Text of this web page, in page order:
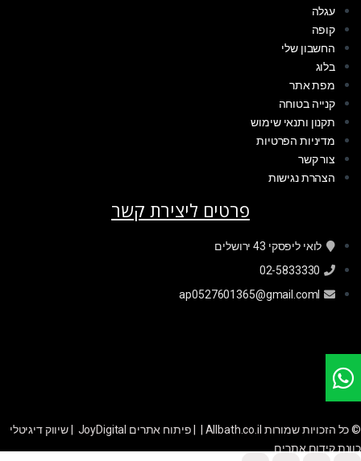
עגלה
קופה
החשבון שלי
בלוג
מפת אתר
קנייה בטוחה
תקנון ותנאי שימוש
מדיניות הפרטיות
צור קשר
הצהרת נגישות
פרטים ליצירת קשר
לואי ליפסקי 43 ירושלים
02-5833330
ap0527601365@gmail.coml
© כל הזכויות שמורות Allbath.co.il | | פיתוח אתרים JoyDigital
שיווק דיגיטלי
כוונת קידום אתרים